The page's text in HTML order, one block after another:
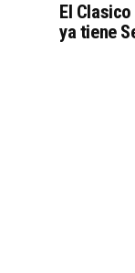
El
ya tiene